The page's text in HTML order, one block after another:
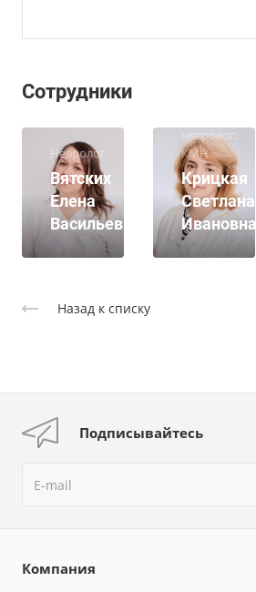
Сотрудники
Невролог
Вятских
Елена
Васильевна
невролог,
КМН
Крицкая
Светлана
Ивановна
Назад к списку
Подписывайтесь
Компания